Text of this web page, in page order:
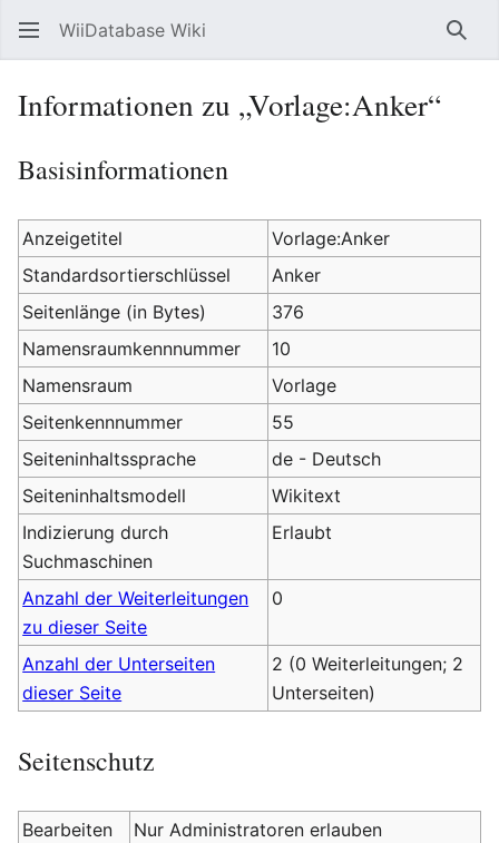
WiiDatabase Wiki
Informationen zu „Vorlage:Anker“
Basisinformationen
Anzeigetitel
Vorlage:Anker
Standardsortierschlüssel
Anker
Seitenlänge (in Bytes)
376
Namensraumkennnummer
10
Namensraum
Vorlage
Seitenkennnummer
55
Seiteninhaltssprache
de - Deutsch
Seiteninhaltsmodell
Wikitext
Indizierung durch
Suchmaschinen
Erlaubt
Anzahl der Weiterleitungen
zu dieser Seite
0
Anzahl der Unterseiten
dieser Seite
2 (0 Weiterleitungen; 2
Unterseiten)
Seitenschutz
Bearbeiten
Nur Administratoren erlauben